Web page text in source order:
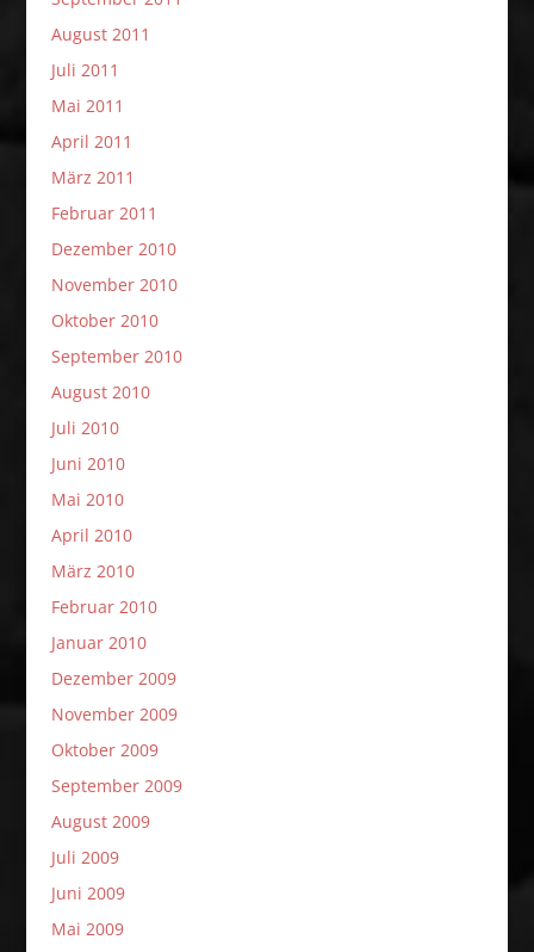
August 2011
Juli 2011
Mai 2011
April 2011
März 2011
Februar 2011
Dezember 2010
November 2010
Oktober 2010
September 2010
August 2010
Juli 2010
Juni 2010
Mai 2010
April 2010
März 2010
Februar 2010
Januar 2010
Dezember 2009
November 2009
Oktober 2009
September 2009
August 2009
Juli 2009
Juni 2009
Mai 2009